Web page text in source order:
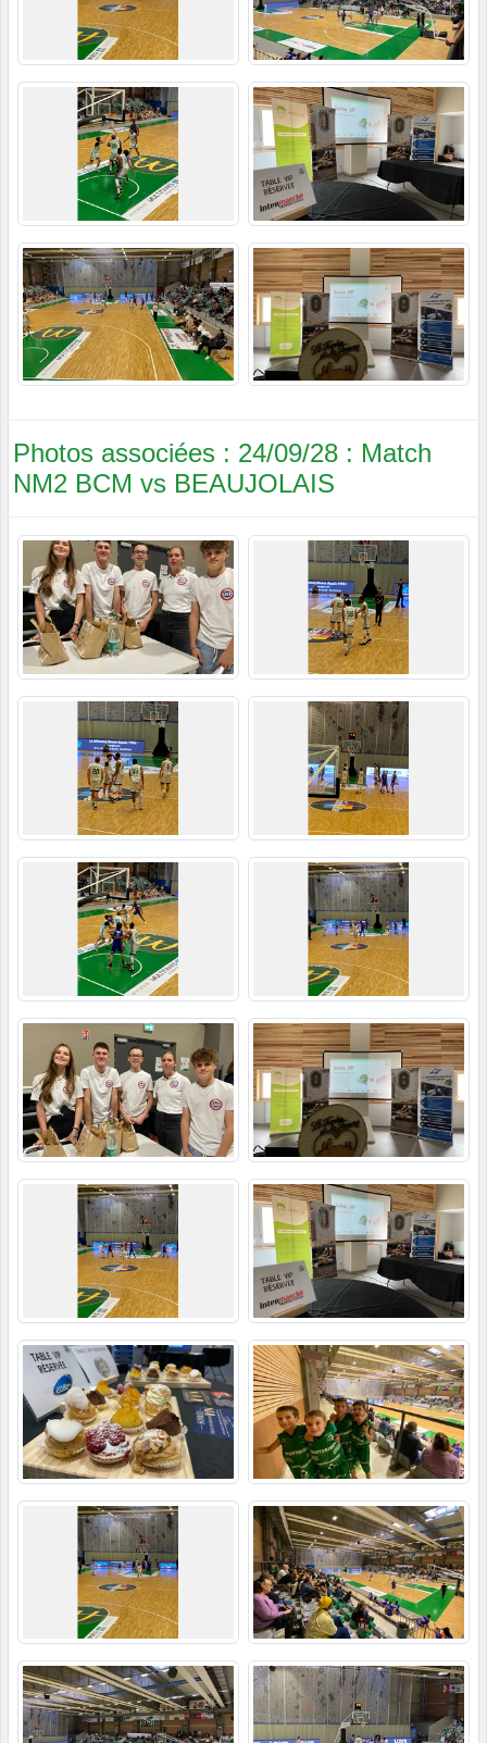
Photos associées : 24/09/28 : Match
NM2 BCM vs BEAUJOLAIS